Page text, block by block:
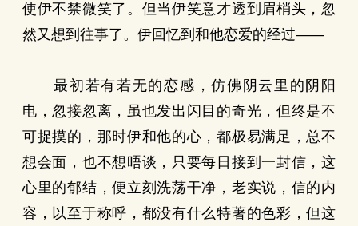
使伊不禁微笑了。但当伊笑意才透到眉梢头，忽
然又想到往事了。伊回忆到和他恋爱的经过——
最初若有若无的恋感，仿佛阴云里的阴阳
电，忽接忽离，虽也发出闪目的奇光，但终是不
可捉摸的，那时伊和他的心，都极易满足，总不
想会面，也不想晤谈，只要每日接到一封信，这
心里的郁结，便立刻洗荡干净，老实说，信的内
容，以至于称呼，都没有什么特著的色彩，但这